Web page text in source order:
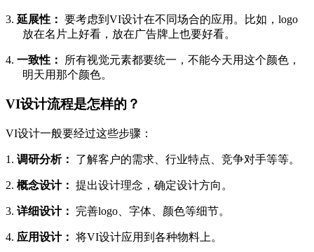
3. 延展性： 要考虑到 VI设计在不同场合的应用。比如，logo
放在名片上好看，放在广告牌上也要好看。
4. 一致性：
所有视觉元素都要统一，不能今天用这个颜色，
明天用那个颜色。
VI设计流程是怎样的？
VI设计一般要经过这些步骤：
1. 调研分析： 了解客户的需求、行业特点、竞争对手等等。
2. 概念设计： 提出设计理念，确定设计方向。
3. 详细设计： 完善logo、字体、颜色等细节。
4. 应用设计： 将VI设计应用到各种物料上。